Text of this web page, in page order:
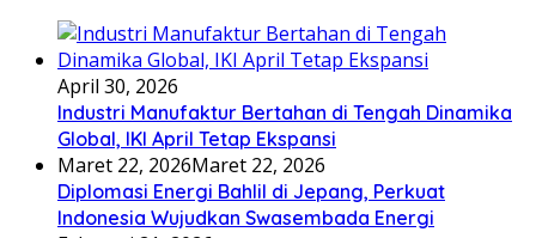
April 30, 2026
Industri Manufaktur Bertahan di Tengah Dinamika
Global, IKI April Tetap Ekspansi
Maret 22, 2026Maret 22, 2026
Diplomasi Energi Bahlil di Jepang, Perkuat
Indonesia Wujudkan Swasembada Energi